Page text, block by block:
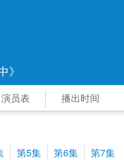
》
演员表 播出时间
第5集 第6集 第7集